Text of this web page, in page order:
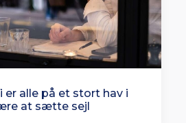
er alle på et stort hav i
at sætte sejl